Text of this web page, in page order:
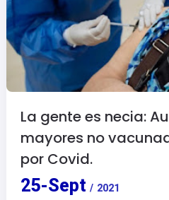
La gente es necia:
mayores no
por Covid.
25-Sept / 2021